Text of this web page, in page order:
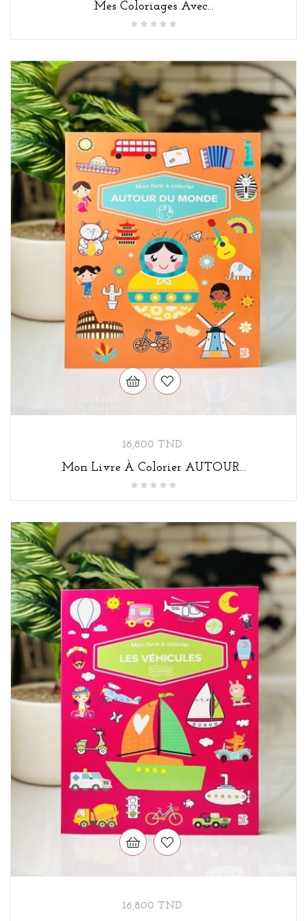
Mes Coloriages Avec...
Prix
16,800 TND
Mon Livre À Colorier AUTOUR...
Prix
16,800 TND